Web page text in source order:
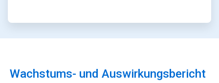
Wachstums- und Auswirkungsbericht